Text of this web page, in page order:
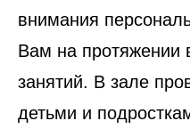
внимания
Вам на протяжении
занятий. В зале
детьми и